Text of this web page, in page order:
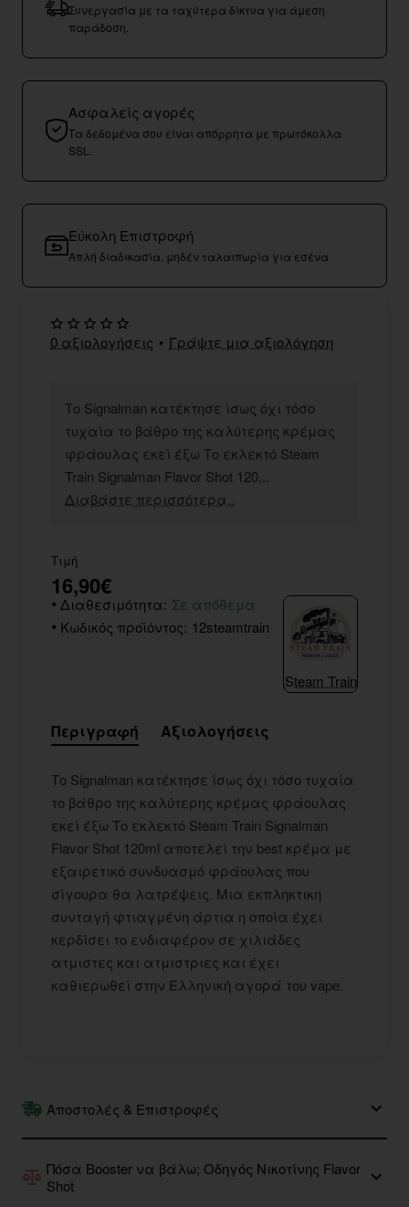
Συνεργασία με τα ταχύτερα δίκτυα για άμεση
παράδοση.
Ασφαλείς αγορές
Τα δεδομένα σου είναι απόρρητα με πρωτόκολλα
SSL.
Εύκολη Επιστροφή
Απλή διαδικασία, μηδέν ταλαιπωρία για εσένα
Το Signalman κατέκτησε ίσως όχι τόσο
τυχαία το βάθρο της καλύτερης κρέμας
φράουλας εκεί έξω Το εκλεκτό Steam
Train Signalman Flavor Shot 120...
Διαβάστε περισσότερα..
0 αξιολογήσεις • Γράψτε μια αξιολόγηση
Τιμή
16,90€
Διαθεσιμότητα: Σε απόθεμα
Κωδικός προϊόντος: 12steamtrain
Steam Train
Περιγραφή Αξιολογήσεις
Το Signalman κατέκτησε ίσως όχι τόσο τυχαία
το βάθρο της καλύτερης κρέμας φράουλας
εκεί έξω Το εκλεκτό Steam Train Signalman
Flavor Shot 120ml αποτελεί την best κρέμα με
εξαιρετικό συνδυασμό φράουλας που
σίγουρα θα λατρέψεις. Μια εκπληκτικη
συνταγή φτιαγμένη άρτια η οποία έχει
κερδίσει το ενδιαφέρον σε χιλιάδες
ατμιστες και ατμιστριες και έχει
καθιερωθεί στην Ελληνική αγορά του vape.
Αποστολές & Επιστροφές
Πόσα Booster να βάλω; Οδηγός Νικοτίνης Flavor
Shot